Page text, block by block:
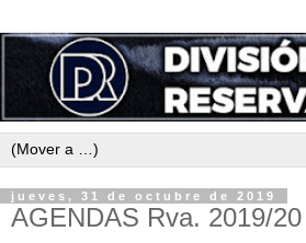
jueves, 31 de octubre de 2019
AGENDAS Rva. 2019/